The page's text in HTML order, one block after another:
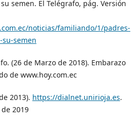
semen. El Telégrafo, pág. Versión
noticias/familiando/1/padres-
semen
(26 de Marzo de 2018). Embarazo
de www.hoy.com.ec
2013). https://dialnet.unirioja.es.
2019